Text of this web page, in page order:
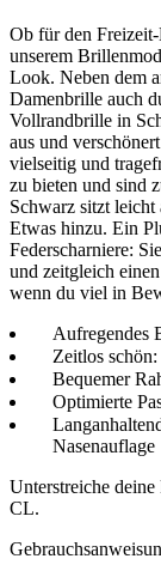
Ob für den
unserem
Look. Neben dem
Damenbrille auch
Vollrandbrille in
aus und
vielseitig und
zu bieten und sind
Schwarz sitzt
Etwas hinzu. Ein
Federscharniere:
und zeitgleich
wenn du viel in
Aufregendes
Zeitlos
Bequemer
Optimierte
Nasenauflage
Unterstreiche
CL.